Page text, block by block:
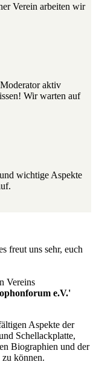
Verein arbeiten wir
aktiv
Wir warten auf
wichtige Aspekte
freut uns sehr, euch
Vereins
e.V.'
Aspekte der
Schellackplatte,
Biographien und der
können.